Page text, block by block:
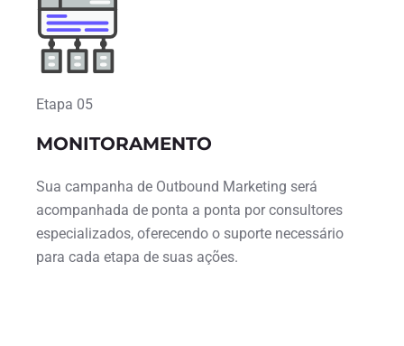
Etapa 05
MONITORAMENTO
Sua campanha de Outbound Marketing será
acompanhada de ponta a ponta por consultores
especializados, oferecendo o suporte necessário
para cada etapa de suas ações.